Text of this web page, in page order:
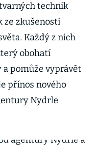
technik
ze zkušeností
Každý z nich
obohatí
pomůže vyprávět
přínos nového
Nydrle